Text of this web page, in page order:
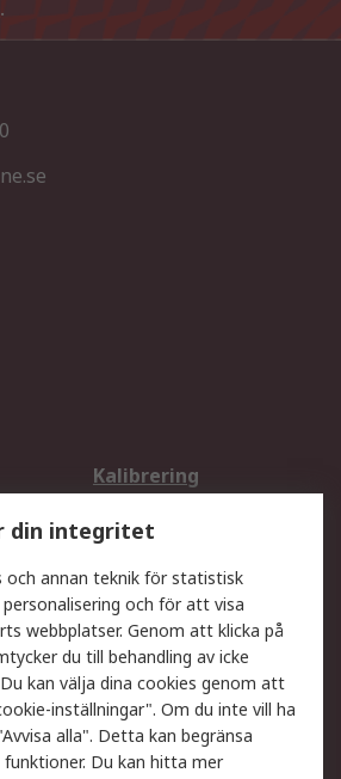
.
Kalibrering
Teknisk Support
Exportlösningar
Retur av varor
Spåra din order
Fördelar med RS-konto
din integritet
och annan teknik för statistisk
och för att visa
webbplatser. Genom att klicka på
du till behandling av icke
kan välja dina cookies genom att
inställningar". Om du inte vill ha
alla". Detta kan begränsa
Du kan hitta mer